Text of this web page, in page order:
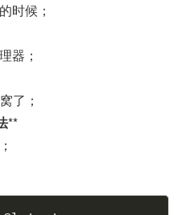
时候；
器；
了；
**